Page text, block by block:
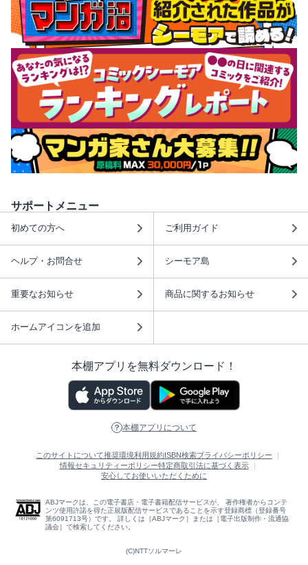
サポートメニュー
初めての方へ ご利用ガイド
ヘルプ・お問合せ シーモア島
重要なお知らせ 商品に関するお知らせ
ホームアイコンを追加
本棚アプリを無料ダウンロード！
本棚アプリについて
このサイトについて推奨環境利用規約ISBN検索プライバシーポリシー
情報セキュリティーポリシー特定商取引法に基づく表示
安心してお使いいただくために
ABJマークは、この電子書店・電子書籍配信サービスが、 著作権者からコンテ
ンツ使用許諾を得た正規版配信サービスであることを示す登録商標（登録番号
第6091713号）です。 詳しくは［ABJマーク］または［電子出版制作・流通協
議会］で検索してください。
(C)NTTソルマーレ